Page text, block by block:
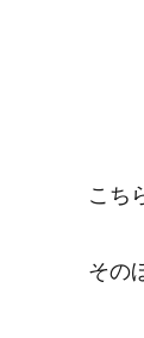
こち
その